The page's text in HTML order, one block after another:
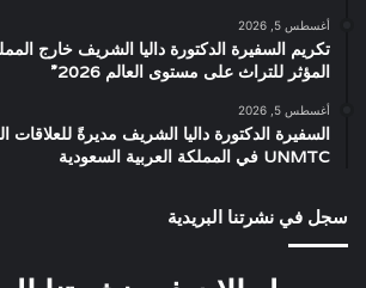
أغسطس 5, 2026
تكريم السفيرة الدكتورة داليا الشريف خارج
المؤثر للتراث على مستوى العالم 2026”
أغسطس 5, 2026
السفيرة الدكتورة داليا الشريف مديرةً للعلاقات
UNMTC في المملكة العربية السعودية
سجل في نشرتنا البريدية